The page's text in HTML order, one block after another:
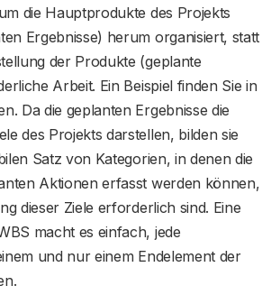
die Hauptprodukte des Projekts
Ergebnisse) herum organisiert, statt
der Produkte (geplante
Arbeit. Ein Beispiel finden Sie in
Da die geplanten Ergebnisse die
des Projekts darstellen, bilden sie
Satz von Kategorien, in denen die
Aktionen erfasst werden können,
dieser Ziele erforderlich sind. Eine
macht es einfach, jede
und nur einem Endelement der